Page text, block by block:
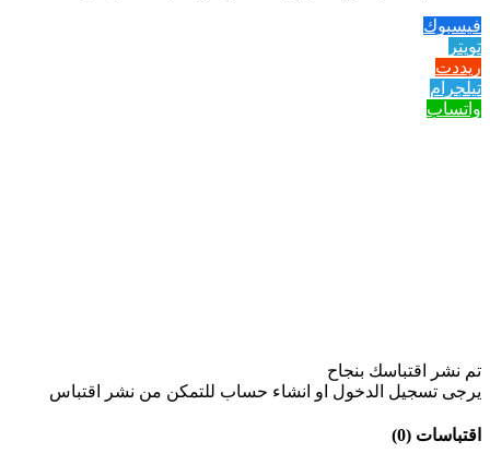
فيسبوك
تويتر
ريددت
تيلجرام
واتساب
تم نشر اقتباسك بنجاح
يرجى تسجيل الدخول او انشاء حساب للتمكن من نشر اقتباس
اقتباسات (0)